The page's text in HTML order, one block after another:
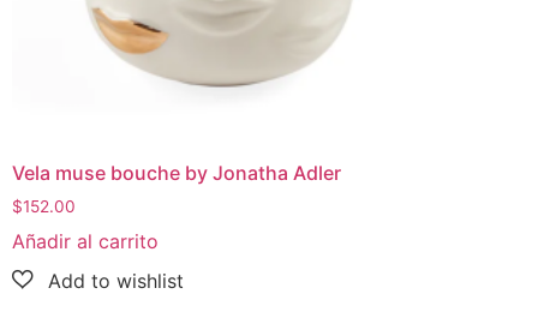
Vela muse bouche by Jonatha Adler
$152.00
Añadir al carrito